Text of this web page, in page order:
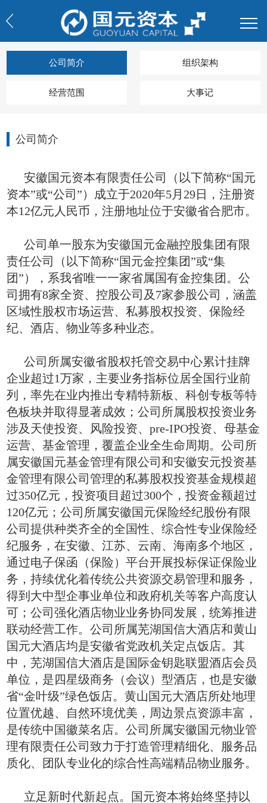
公司简介 组织架构
经营范围 大事记
公司简介
安徽国元资本有限责任公司（以下简称“国元
资本”或“公司”）成立于2020年5月29日，注册资
本12亿元人民币，注册地址位于安徽省合肥市。
公司单一股东为安徽国元金融控股集团有限
责任公司（以下简称“国元金控集团”或“集
团”），系我省唯一一家省属国有金控集团。公
司拥有8家全资、控股公司及7家参股公司，涵盖
区域性股权市场运营、私募股权投资、保险经
纪、酒店、物业等多种业态。
公司所属安徽省股权托管交易中心累计挂牌
企业超过1万家，主要业务指标位居全国行业前
列，率先在业内推出专精特新板、科创专板等特
色板块并取得显著成效；公司所属股权投资业务
涉及天使投资、风险投资、pre-IPO投资、母基金
运营、基金管理，覆盖企业全生命周期。公司所
属安徽国元基金管理有限公司和安徽安元投资基
金管理有限公司管理的私募股权投资基金规模超
过350亿元，投资项目超过300个，投资金额超过
120亿元；公司所属安徽国元保险经纪股份有限
公司提供种类齐全的全国性、综合性专业保险经
纪服务，在安徽、江苏、云南、海南多个地区，
通过电子保函（保险）平台开展投标保证保险业
务，持续优化着传统公共资源交易管理和服务，
得到大中型企事业单位和政府机关等客户高度认
可；公司强化酒店物业业务协同发展，统筹推进
联动经营工作。公司所属芜湖国信大酒店和黄山
国元大酒店均是安徽省党政机关定点饭店。其
中，芜湖国信大酒店是国际金钥匙联盟酒店会员
单位，是四星级商务（会议）型酒店，也是安徽
省“金叶级”绿色饭店。黄山国元大酒店所处地理
位置优越、自然环境优美，周边景点资源丰富，
是传统中国徽菜名店。公司所属安徽国元物业管
理有限责任公司致力于打造管理精细化、服务品
质化、团队专业化的综合性高端精品物业服务。
立足新时代新起点。国元资本将始终坚持以